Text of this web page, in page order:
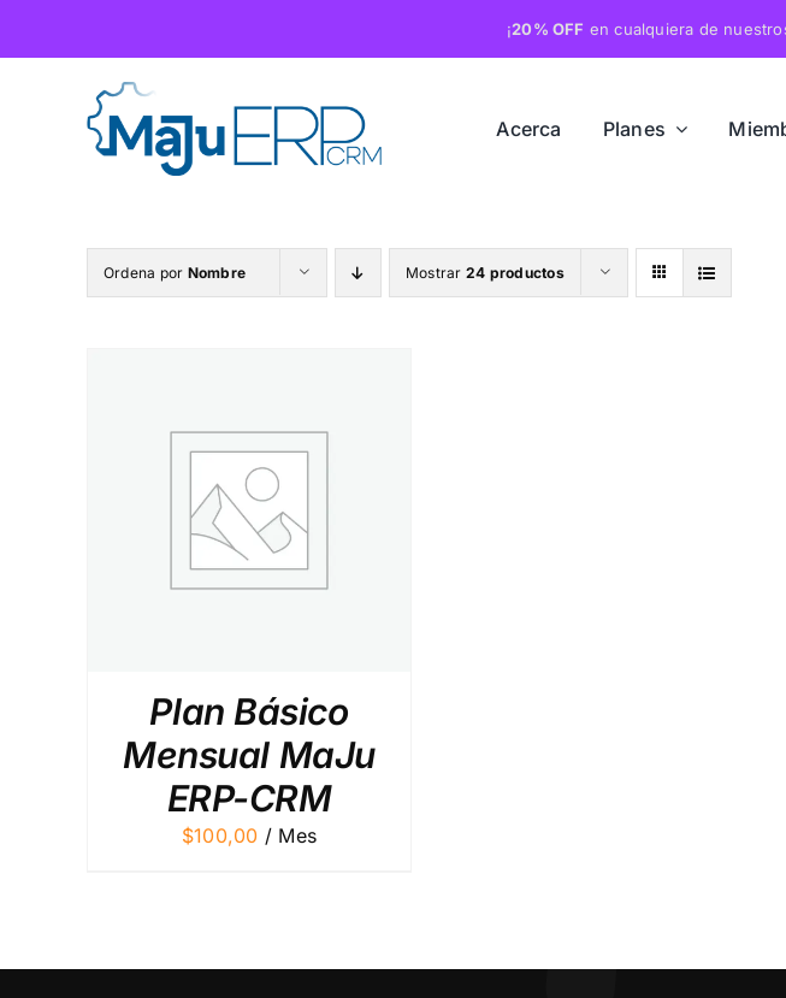
¡20% OFF en cualquiera de
Acerca Planes
Ordena por Nombre Mostrar 24 productos
Plan Básico
Mensual MaJu
ERP-CRM
$100,00 / Mes